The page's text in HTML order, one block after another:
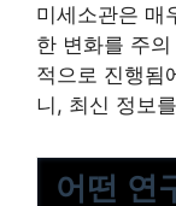
미세소관은 매
한 변화를 주
적으로 진행됨
니, 최신 정보
어떤 연